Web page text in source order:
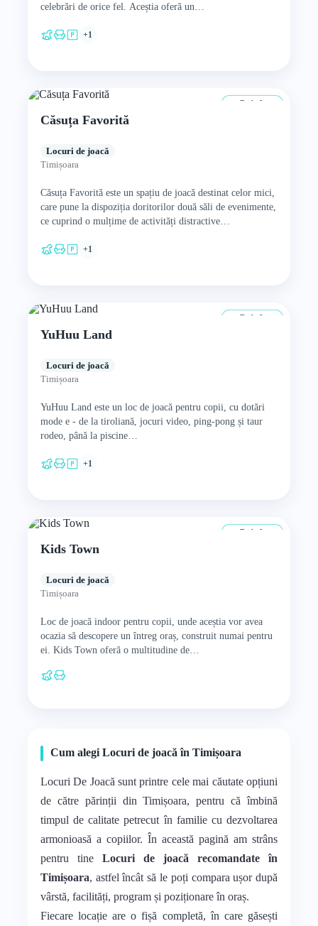
celebrări de orice fel. Aceștia oferă un…
+1
De la 0 ani
Căsuța Favorită
Locuri de joacă
Timișoara
Căsuța Favorită este un spațiu de joacă destinat celor mici,
care pune la dispoziția doritorilor două săli de evenimente,
ce cuprind o mulțime de activități distractive…
+1
De la 0 ani
YuHuu Land
Locuri de joacă
Timișoara
YuHuu Land este un loc de joacă pentru copii, cu dotări
mode e - de la tiroliană, jocuri video, ping-pong și taur
rodeo, până la piscine…
+1
De la 0 ani
Kids Town
Locuri de joacă
Timișoara
Loc de joacă indoor pentru copii, unde aceștia vor avea
ocazia să descopere un întreg oraș, construit numai pentru
ei. Kids Town oferă o multitudine de…
Cum alegi Locuri de joacă în Timișoara
Locuri De Joacă sunt printre cele mai căutate opțiuni
de către părinții din Timișoara, pentru că îmbină
timpul de calitate petrecut în familie cu dezvoltarea
armonioasă a copiilor. În această pagină am strâns
pentru tine Locuri de joacă recomandate în
Timișoara, astfel încât să le poți compara ușor după
vârstă, facilități, program și poziționare în oraș.
Fiecare locație are o fișă completă, în care găsești